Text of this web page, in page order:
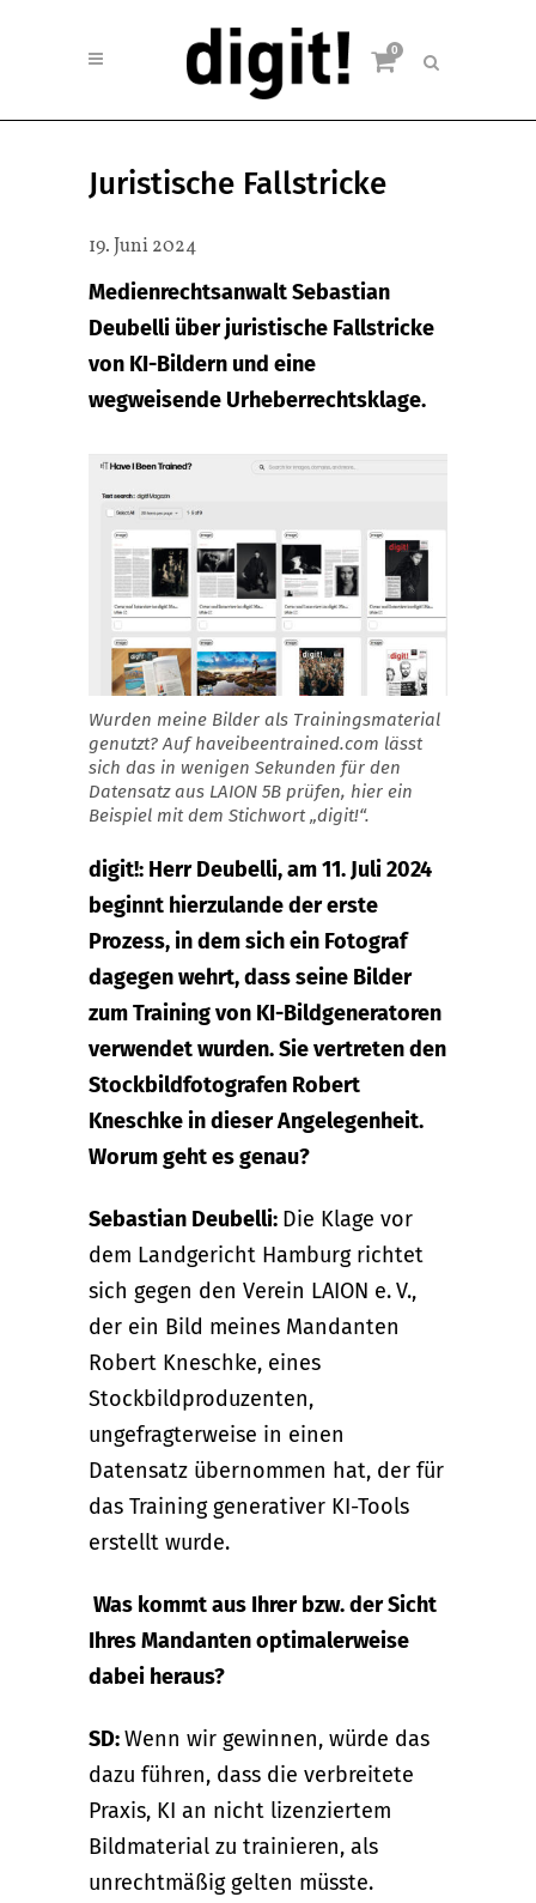
0
Juristische Fallstricke
19. Juni 2024
Medienrechtsanwalt Sebastian
Deubelli über juristische Fallstricke
von KI-Bildern und eine
wegweisende Urheberrechtsklage.
Wurden meine Bilder als Trainingsmaterial
genutzt? Auf haveibeentrained.com lässt
sich das in wenigen Sekunden für den
Datensatz aus LAION 5B prüfen, hier ein
Beispiel mit dem Stichwort „digit!“.
digit!: Herr Deubelli, am 11. Juli 2024
beginnt hierzulande der erste
Prozess, in dem sich ein Fotograf
dagegen wehrt, dass seine Bilder
zum Training von KI-Bildgeneratoren
verwendet wurden. Sie vertreten den
Stockbildfotografen Robert
Kneschke in dieser Angelegenheit.
Worum geht es genau?
Sebastian Deubelli: Die Klage vor
dem Landgericht Hamburg richtet
sich gegen den Verein LAION e. V.,
der ein Bild meines Mandanten
Robert Kneschke, eines
Stockbildproduzenten,
ungefragterweise in einen
Datensatz übernommen hat, der für
das Training generativer KI-Tools
erstellt wurde.
Was kommt aus Ihrer bzw. der Sicht
Ihres Mandanten optimalerweise
dabei heraus?
SD:Wenn wir gewinnen, würde das
dazu führen, dass die verbreitete
Praxis, KI an nicht lizenziertem
Bildmaterial zu trainieren, als
unrechtmäßig gelten müsste.